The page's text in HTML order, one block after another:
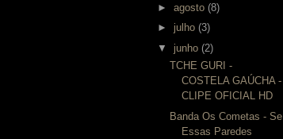
► agosto (8)
► julho (3)
▼ junho (2)
TCHE GURI -
COSTELA GAÚCHA -
CLIPE OFICIAL HD
Banda Os Cometas - Se
Essas Paredes